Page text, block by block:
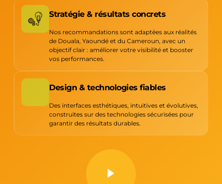
Stratégie & résultats concrets
Nos recommandations sont adaptées aux réalités
de Douala, Yaoundé et du Cameroun, avec un
objectif clair : améliorer votre visibilité et booster
vos performances.
Design & technologies fiables
Des interfaces esthétiques, intuitives et évolutives,
construites sur des technologies sécurisées pour
garantir des résultats durables.